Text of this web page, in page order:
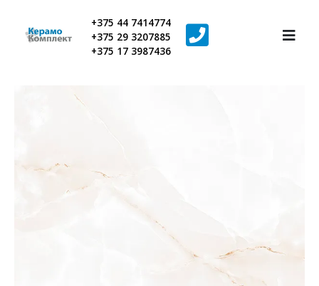
+375 44 7414774
+375 29 3207885
+375 17 3987436